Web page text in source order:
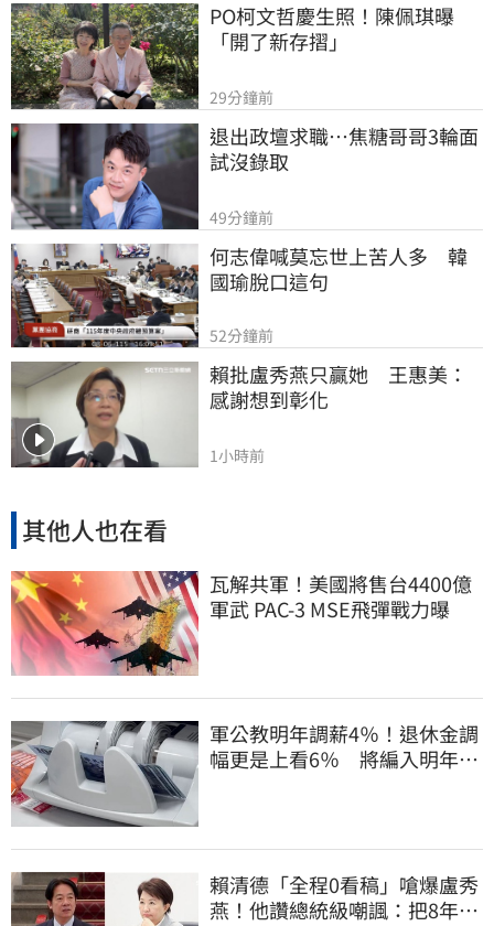
PO柯文哲慶生照！陳佩琪曝
「開了新存摺」
29分鐘前
退出政壇求職…焦糖哥哥3輪面
試沒錄取
49分鐘前
何志偉喊莫忘世上苦人多　韓
國瑜脫口這句
52分鐘前
賴批盧秀燕只贏她　王惠美：
感謝想到彰化
1小時前
其他人也在看
瓦解共軍！美國將售台4400億
軍武 PAC-3 MSE飛彈戰力曝
軍公教明年調薪4％！退休金調
幅更是上看6％ 將編入明年度
賴清德「全程0看稿」嗆爆盧秀
燕！他讚總統級嘲諷：把8年總